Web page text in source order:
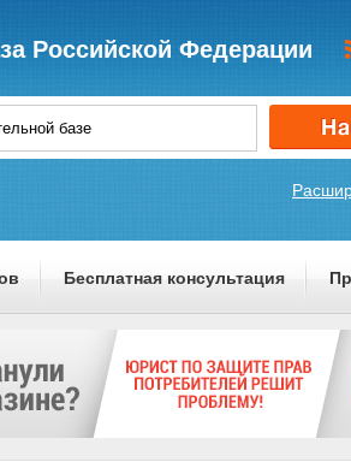
Российской Федерации
Бесплатная консультация